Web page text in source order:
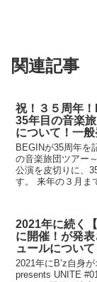
関連記事
祝！３５周年
35年目の音楽
について！一
BEGINが35周年を
の音楽旅団ツアー
公演を皮切りに、
す。 来年の３月ま
2021年に続く
に開催！が発
ュールについて
2021年にB’z自身
presents UNITE